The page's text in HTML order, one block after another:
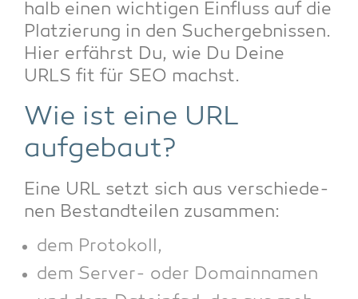
halb einen wich­ti­gen Ein­fluss auf die
Plat­zie­rung in den Such­ergeb­nis­sen.
Hier erfährst Du, wie Du Dei­ne
URLS fit für SEO machst.
Wie ist eine URL
aufgebaut?
Eine URL setzt sich aus ver­schie­de­
nen Bestand­tei­len zusammen:
dem Pro­to­koll,
dem Ser­ver- oder Domainnamen